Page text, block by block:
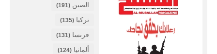
الصين (191)
تركيا (135)
فرنسا (131)
ألمانيا (124)